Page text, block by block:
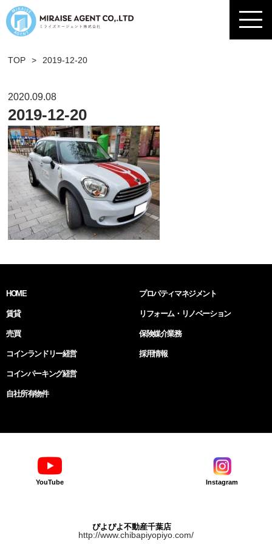
TOP > 2019-12-20
2020.09.08
2019-12-20
HOME
賃貸
売買
プロパティマネジメント
リフォーム・リノベーション
保険媒介業務
コインランドリー経営
コインパーキング経営
自社所有物件
採用情報
YouTube Instagram
ぴよぴよ不動産千葉店
http://www.chibapiyopiyo.com/